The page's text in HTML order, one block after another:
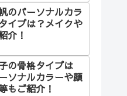
のパーソナルカラ
イプは？メイクや
介！
の骨格タイプは
ソナルカラーや顔
もご紹介！